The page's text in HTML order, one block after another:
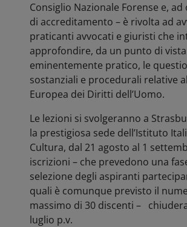
Consiglio Nazionale Forense e, ad
di accreditamento – è rivolta ad
praticanti avvocati e giuristi che
approfondire, da un punto di vista
eminentemente pratico, le
sostanziali e procedurali relative
Europea dei Diritti dell’Uomo.
Le lezioni si svolgeranno a
la prestigiosa sede dell’Istituto
Cultura, dal 21 agosto al 1
iscrizioni – che prevedono una
selezione degli aspiranti
quali è comunque previsto il
massimo di 30 discenti –
luglio p.v.